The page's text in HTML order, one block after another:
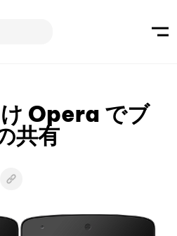
Opera でブ
共有